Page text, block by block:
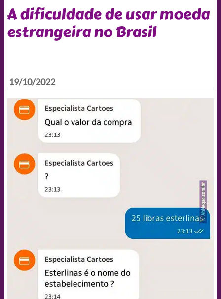
A dificuldade de usar moeda
estrangeira no Brasil
19/10/2022